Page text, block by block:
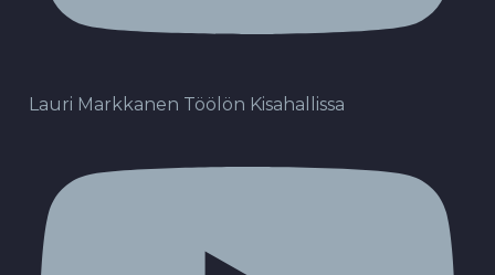
Lauri Markkanen Töölön Kisahallissa